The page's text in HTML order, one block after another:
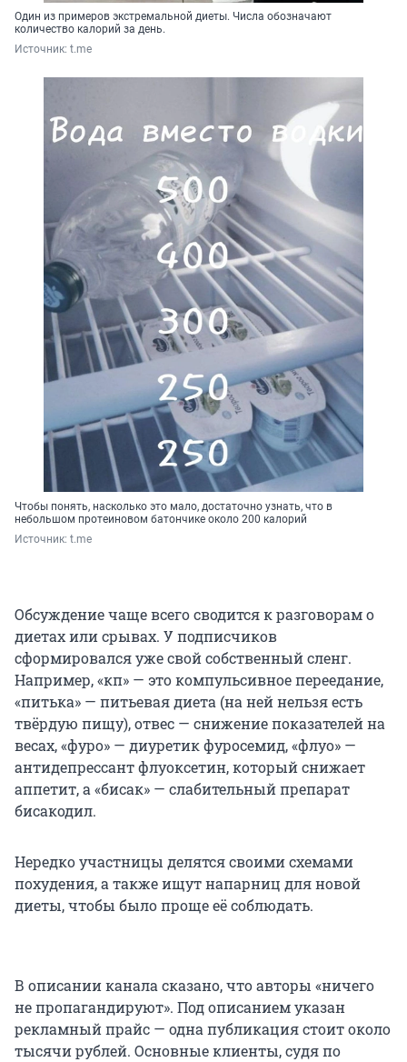
Один из примеров экстремальной диеты. Числа обозначают
количество калорий за день.
Источник: t.me
Чтобы понять, насколько это мало, достаточно узнать, что в
небольшом протеиновом батончике около 200 калорий
Источник: t.me
Обсуждение чаще всего сводится к разговорам о
диетах или срывах. У подписчиков
сформировался уже свой собственный сленг.
Например, «кп» — это компульсивное переедание,
«питька» — питьевая диета (на ней нельзя есть
твёрдую пищу), отвес — снижение показателей на
весах, «фуро» — диуретик фуросемид, «флуо» —
антидепрессант флуоксетин, который снижает
аппетит, а «бисак» — слабительный препарат
бисакодил.
Нередко участницы делятся своими схемами
похудения, а также ищут напарниц для новой
диеты, чтобы было проще её соблюдать.
В описании канала сказано, что авторы «ничего
не пропагандируют». Под описанием указан
рекламный прайс — одна публикация стоит около
тысячи рублей. Основные клиенты, судя по